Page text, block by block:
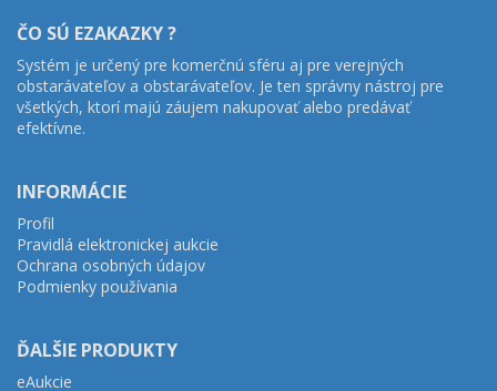
ČO SÚ EZAKAZKY ?
Systém je určený pre komerčnú sféru aj pre verejných
obstarávateľov a obstarávateľov. Je ten správny nástroj pre
všetkých, ktorí majú záujem nakupovať alebo predávať
efektívne.
INFORMÁCIE
Profil
Pravidlá elektronickej aukcie
Ochrana osobných údajov
Podmienky používania
ĎALŠIE PRODUKTY
eAukcie